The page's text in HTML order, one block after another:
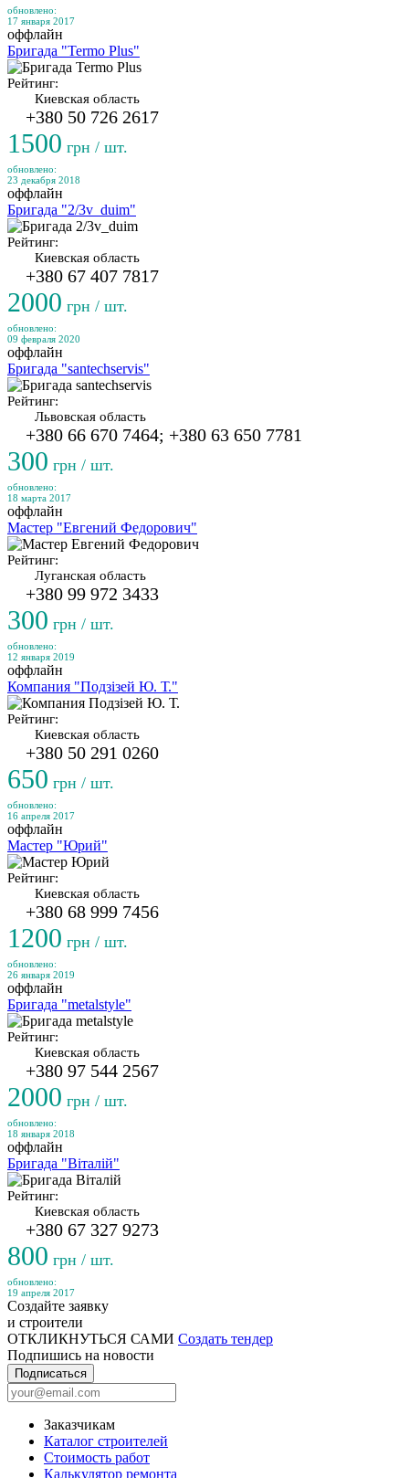
обновлено:
17 января 2017
оффлайн
Бригада "Termo Plus"
Рейтинг:
Киевская область
+380 50 726 2617
1500 грн / шт.
обновлено:
23 декабря 2018
оффлайн
Бригада "2/3v_duim"
Рейтинг:
Киевская область
+380 67 407 7817
2000 грн / шт.
обновлено:
09 февраля 2020
оффлайн
Бригада "santechservis"
Рейтинг:
Львовская область
+380 66 670 7464; +380 63 650 7781
300 грн / шт.
обновлено:
18 марта 2017
оффлайн
Мастер "Евгений Федорович"
Рейтинг:
Луганская область
+380 99 972 3433
300 грн / шт.
обновлено:
12 января 2019
оффлайн
Компания "Подзізей Ю. Т."
Рейтинг:
Киевская область
+380 50 291 0260
650 грн / шт.
обновлено:
16 апреля 2017
оффлайн
Мастер "Юрий"
Рейтинг:
Киевская область
+380 68 999 7456
1200 грн / шт.
обновлено:
26 января 2019
оффлайн
Бригада "metalstyle"
Рейтинг:
Киевская область
+380 97 544 2567
2000 грн / шт.
обновлено:
18 января 2018
оффлайн
Бригада "Віталій"
Рейтинг:
Киевская область
+380 67 327 9273
800 грн / шт.
обновлено:
19 апреля 2017
Создайте заявку
и строители
ОТКЛИКНУТЬСЯ САМИ Создать тендер
Подпишись на новости
Подписаться
Заказчикам
Каталог строителей
Стоимость работ
Калькулятор ремонта